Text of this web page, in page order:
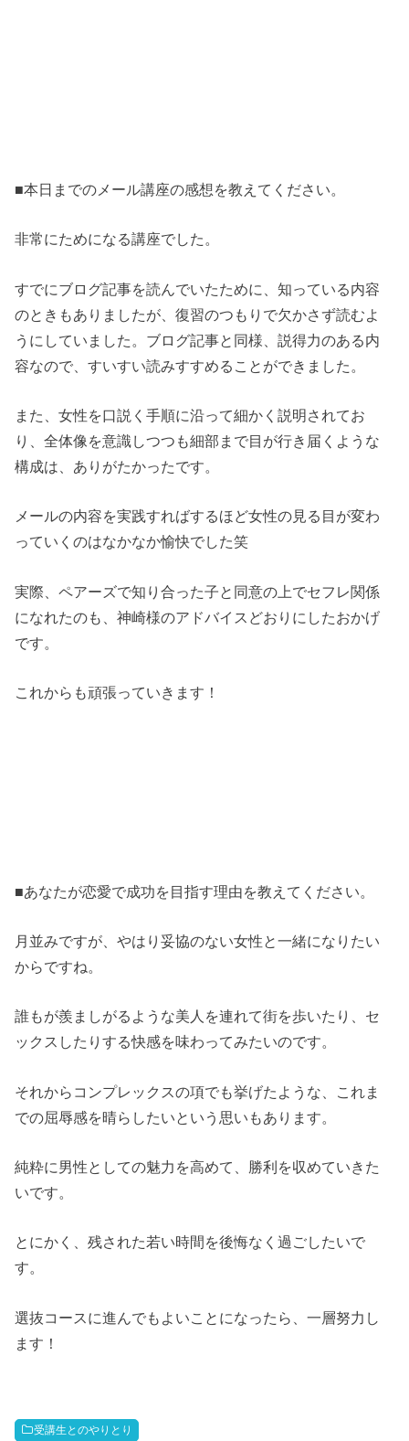
■本日までのメール講座の感想を教えてください。
非常にためになる講座でした。
すでにブログ記事を読んでいたために、知っている内容
のときもありましたが、復習のつもりで欠かさず読むよ
うにしていました。ブログ記事と同様、説得力のある内
容なので、すいすい読みすすめることができました。
また、女性を口説く手順に沿って細かく説明されてお
り、全体像を意識しつつも細部まで目が行き届くような
構成は、ありがたかったです。
メールの内容を実践すればするほど女性の見る目が変わ
っていくのはなかなか愉快でした笑
実際、ペアーズで知り合った子と同意の上でセフレ関係
になれたのも、神崎様のアドバイスどおりにしたおかげ
です。
これからも頑張っていきます！
■あなたが恋愛で成功を目指す理由を教えてください。
月並みですが、やはり妥協のない女性と一緒になりたい
からですね。
誰もが羨ましがるような美人を連れて街を歩いたり、セ
ックスしたりする快感を味わってみたいのです。
それからコンプレックスの項でも挙げたような、これま
での屈辱感を晴らしたいという思いもあります。
純粋に男性としての魅力を高めて、勝利を収めていきた
いです。
とにかく、残された若い時間を後悔なく過ごしたいで
す。
選抜コースに進んでもよいことになったら、一層努力し
ます！
受講生とのやりとり